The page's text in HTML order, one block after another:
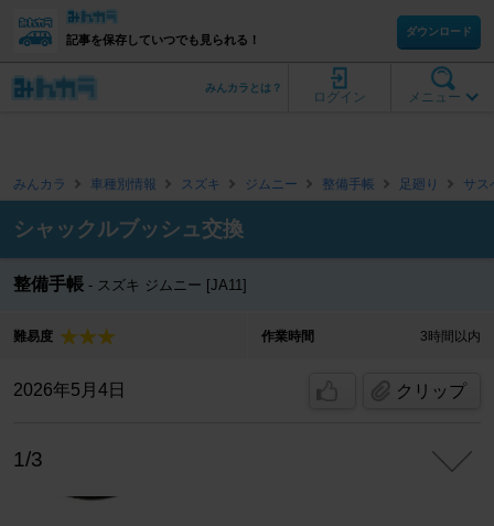
記事を保存していつでも見られる！
ダウンロード
メニュー
ログイン
みんカラとは？
みんカラ 車種別情報 スズキ ジムニー 整備手帳 足廻り サス
シャックルブッシュ交換
整備手帳 スズキ ジムニー [JA11]
難易度 作業時間 3時間以内
2026年5月4日 クリップ
1/3